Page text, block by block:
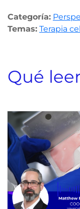
Categoría:
Temas: Terapia
Qué